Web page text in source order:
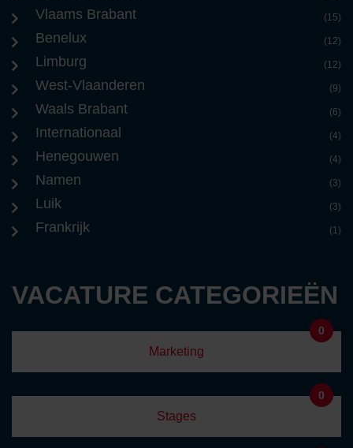
Vlaams Brabant (15)
Benelux (12)
Limburg (12)
West-Vlaanderen (9)
Waals Brabant (6)
Internationaal (4)
Henegouwen (4)
Namen (3)
Luik (3)
Frankrijk (1)
VACATURE CATEGORIEËN
Marketing
0
Stages
0